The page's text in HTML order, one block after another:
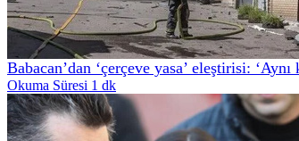
Babacan’dan ‘çerçeve yasa’ eleştirisi:
Okuma Süresi 1 dk